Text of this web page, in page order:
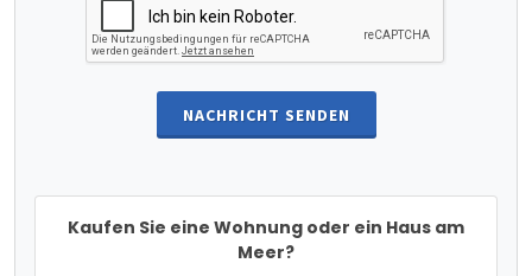
NACHRICHT SENDEN
Kaufen Sie eine Wohnung oder ein Haus am
Meer?